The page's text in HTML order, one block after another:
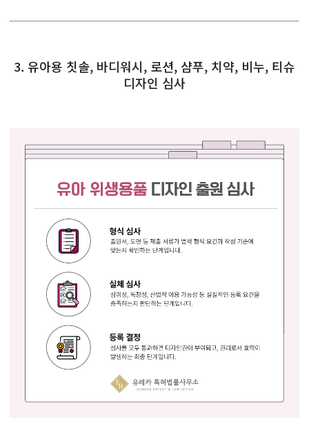
3. 유아용 칫솔, 바디워시, 로션, 샴푸, 치약, 비누, 티슈
디자인 심사